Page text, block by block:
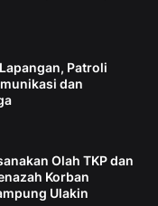
Patroli
dan
Olah TKP dan
Korban
Ulakin